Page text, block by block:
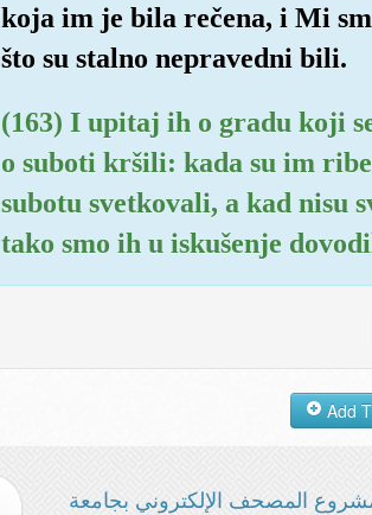
koja im je bila rečena, i Mi
što su stalno nepravedni bili.
(163) I upitaj ih o gradu koji
o suboti kršili: kada su im
subotu svetkovali, a kad nisu
tako smo ih u iskušenje
المصحف الإلكتروني بجامعة